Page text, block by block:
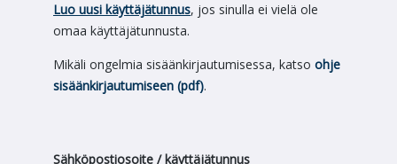
Luo uusi käyttäjätunnus, jos sinulla ei vielä ole
omaa käyttäjätunnusta.
Mikäli ongelmia sisäänkirjautumisessa, katso ohje
sisäänkirjautumiseen (pdf).
Sähköpostiosoite / käyttäjätunnus